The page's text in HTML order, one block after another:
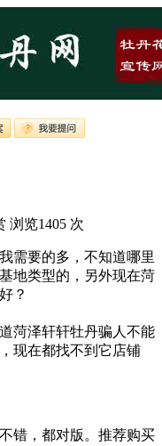
浏览1405 次
需要的多，不知道哪里
地类型的，另外现在菏
？
菏泽轩轩牡丹骗人不能
现在都找不到它店铺
错，都对版。推荐购买